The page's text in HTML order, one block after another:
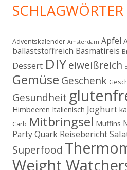
SCHLAGWÖRTER
Adventskalender Amsterdam Apfel
ballaststoffreich Basmatireis
Dessert DIYeiweißreich
Gemüse Geschenk
Gesundheit
Himbeeren Italienisch Joghurt
Carb Mitbringsel Muffins
PartyQuark Reisebericht
Superfood
Weight